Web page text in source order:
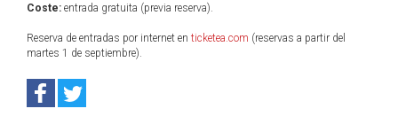
Coste: entrada gratuita (previa reserva).
Reserva de entradas por internet en ticketea.com (reservas a partir del
martes 1 de septiembre).